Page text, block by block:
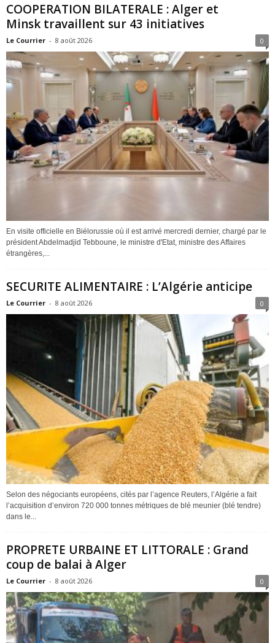
COOPERATION BILATERALE : Alger et
Minsk travaillent sur 43 initiatives
Le Courrier - 8 août 2026 0
En visite officielle en Biélorussie où il est arrivé mercredi dernier, chargé par le
président Abdelmadjid Tebboune, le ministre d'Etat, ministre des Affaires
étrangères,...
SECURITE ALIMENTAIRE : L’Algérie anticipe
Le Courrier - 8 août 2026 0
Selon des négociants européens, cités par l’agence Reuters, l’Algérie a fait
l’acquisition d’environ 720 000 tonnes métriques de blé meunier (blé tendre)
dans le...
PROPRETE URBAINE ET LITTORALE : Grand
coup de balai à Alger
Le Courrier - 8 août 2026 0